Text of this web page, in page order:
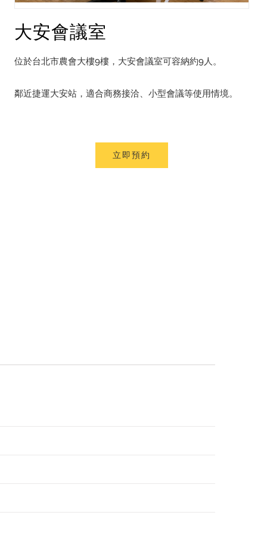
大安會議室
位於台北市農會大樓9樓，大安會議室可容納約9人。
鄰近捷運大安站，適合商務接洽、小型會議等使用情境。
立即預約